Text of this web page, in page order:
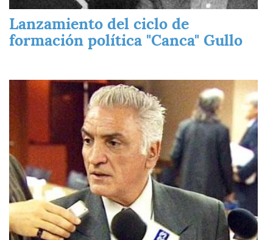
Lanzamiento del ciclo de
formación política "Canca" Gullo